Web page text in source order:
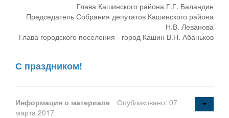
Глава Кашинского района Г.Г. Баландин
Председатель Собрания депутатов Кашинского района
Н.В. Леванова
Глава городского поселения - город Кашин В.Н. Абаньков
С праздником!
Информация о материале
Опубликовано: 07
марта 2017